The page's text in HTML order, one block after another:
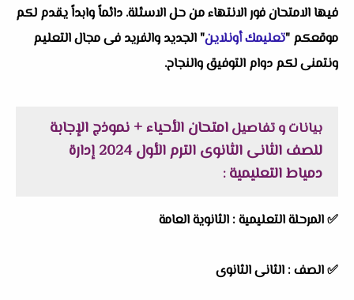
فيها الامتحان فور الانتهاء من حل الاسئلة. دائماً وابداً يقدم لكم
موقعكم "تعليمك أونلاين" الجديد والفريد فى مجال التعليم
ونتمنى لكم دوام التوفيق والنجاح.
بيانات و تفاصيلامتحان الأحياء + نموذج الإجابة
للصف الثانى الثانوى الترم الأول 2024 إدارة
دمياط التعليمية:
✅المرحلة التعليمية : الثانوية العامة
✅الصف : الثانى الثانوى